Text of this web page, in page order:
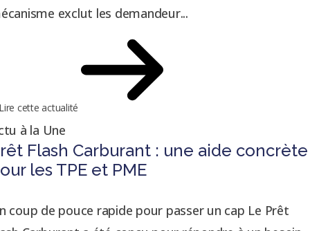
exclut les demandeur...
cette actualité
à la Une
Flash Carburant : une aide concrète
les TPE et PME
coup de pouce rapide pour passer un cap Le Prêt